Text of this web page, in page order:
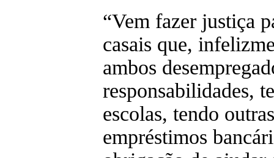
“Vem fazer justiça
casais que,
ambos
responsabilidades,
escolas, tendo
empréstimos